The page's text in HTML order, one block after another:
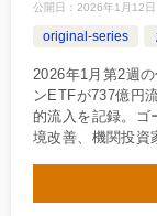
公開日： 2026年1月12日
original-series
2026年1月第2週
ンETFが737億円
的流入を記録。ゴ
境改善、機関投資